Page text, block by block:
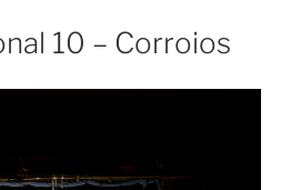
10 – Corroios